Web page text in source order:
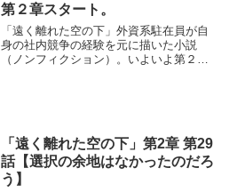
第２章スタート。
「遠く離れた空の下」外資系駐在員が自
身の社内競争の経験を元に描いた小説
（ノンフィクション）。いよいよ第２章
「遠く離れた空の下」第2章 第29
話【選択の余地はなかったのだろ
う】